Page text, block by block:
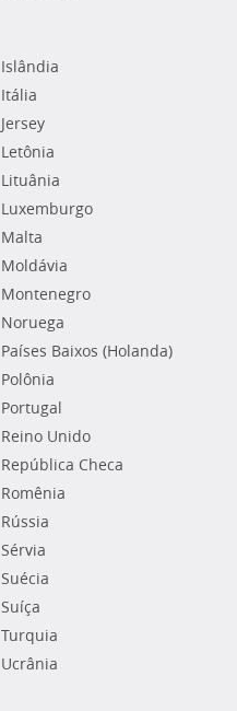
Islândia
Itália
Jersey
Letônia
Lituânia
Luxemburgo
Malta
Moldávia
Montenegro
Noruega
Países Baixos (Holanda)
Polônia
Portugal
Reino Unido
República Checa
Romênia
Rússia
Sérvia
Suécia
Suíça
Turquia
Ucrânia